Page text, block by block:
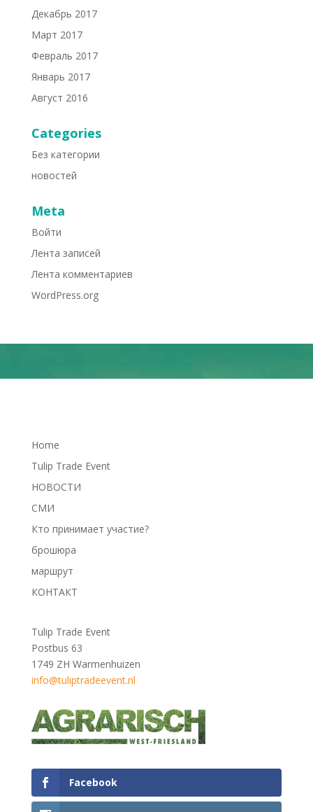
Декабрь 2017
Март 2017
Февраль 2017
Январь 2017
Август 2016
Categories
Без категории
новостей
Meta
Войти
Лента записей
Лента комментариев
WordPress.org
Home
Tulip Trade Event
НОВОСТИ
СМИ
Кто принимает участие?
брошюра
маршрут
КОНТАКТ
Tulip Trade Event
Postbus 63
1749 ZH Warmenhuizen
info@tuliptradeevent.nl
Facebook